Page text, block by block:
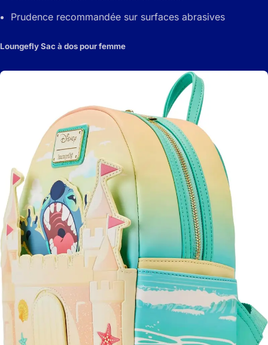
Prudence recommandée sur surfaces abrasives
Loungefly Sac à dos pour femme